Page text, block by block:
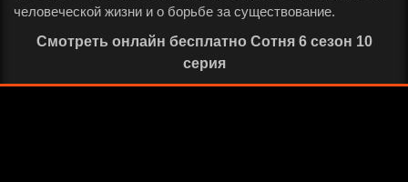
человеческой жизни и о борьбе за существование.
Смотреть онлайн бесплатно Сотня 6 сезон 10
серия